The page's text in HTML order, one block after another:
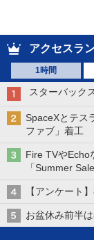
アクセスラ
1時間
スターバック
SpaceXとテス
ファブ」着工
Fire TVや
「Summer Sale
【アンケート
お盆休み前半